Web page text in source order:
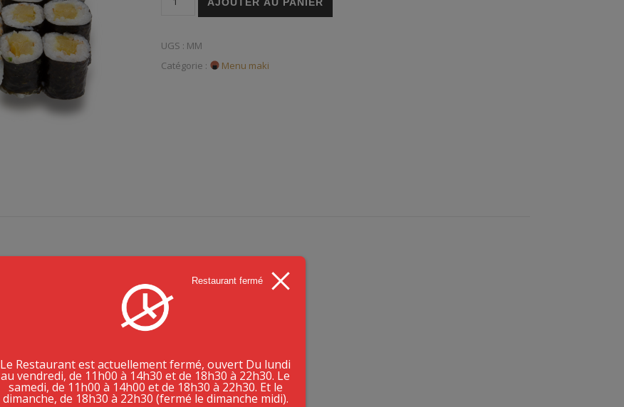
UGS : MM
Catégorie :
Menu maki
PRODUITS SIMILAIRES
Restaurant fermé
Le Restaurant est actuellement fermé, ouvert Du lundi
au vendredi, de 11h00 à 14h30 et de 18h30 à 22h30. Le
samedi, de 11h00 à 14h00 et de 18h30 à 22h30. Et le
dimanche, de 18h30 à 22h30 (fermé le dimanche midi).